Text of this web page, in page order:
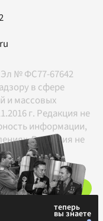
№ ФС77-67642
в сфере
и массовых
г. Редакция не
информации,
Редакция не
с